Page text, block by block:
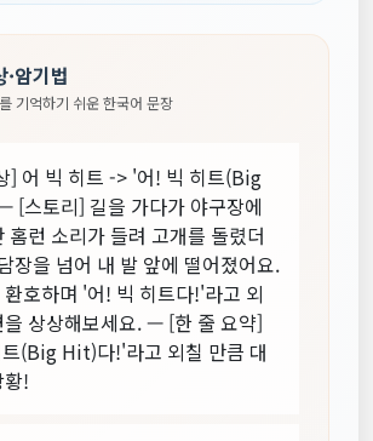
·암기법
기억하기 쉬운 한국어 문장
] 어 빅 히트 -> '어! 빅 히트(Big
[스토리] 길을 가다가 야구장에
홈런 소리가 들려 고개를 돌렸더
장을 넘어 내 발 앞에 떨어졌어요.
호하며 '어! 빅 히트다!'라고 외
을 상상해보세요. — [한 줄 요약]
(Big Hit)다!'라고 외칠 만큼 대
!